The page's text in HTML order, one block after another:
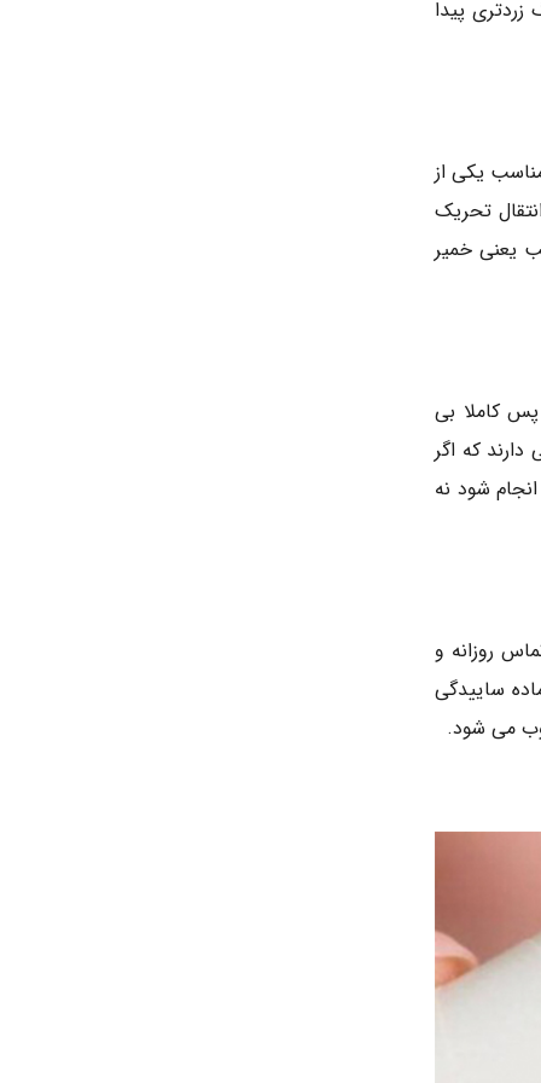
پیدا
یکی از
تحریک
یعنی خمیر
پس کاملا بی
که اگر
شود نه
روزانه و
ساییدگی
می شود.